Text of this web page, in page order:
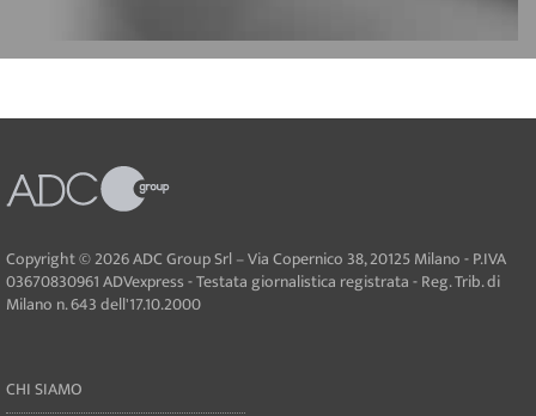
Copyright © 2026 ADC Group Srl – Via Copernico 38, 20125 Milano - P.IVA
03670830961 ADVexpress - Testata giornalistica registrata - Reg. Trib. di
Milano n. 643 dell'17.10.2000
CHI SIAMO